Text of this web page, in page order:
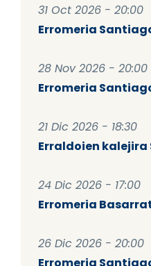
31 Oct 2026 - 20:00
Erromeria
28 Nov 2026 - 20:00
Erromeria
21 Dic 2026 - 18:30
Erraldoien kalejira
24 Dic 2026 - 17:00
Erromeria
26 Dic 2026 - 20:00